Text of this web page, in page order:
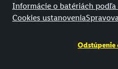
Informácie o batériách podľa
Cookies ustanovenia
Odstúpenie